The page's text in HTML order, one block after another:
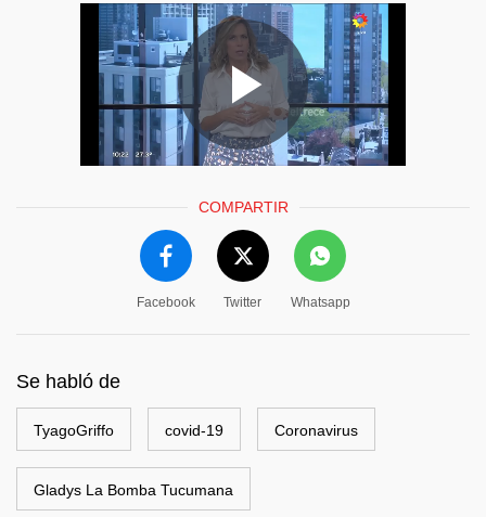
COMPARTIR
Facebook Twitter Whatsapp
Se habló de
TyagoGriffo covid-19 Coronavirus
Gladys La Bomba Tucumana